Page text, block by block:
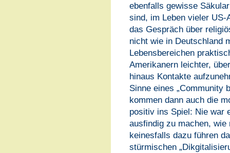
ebenfalls gewisse
sind, im Leben vieler US-
das Gespräch über
nicht wie in Deutschland
Lebensbereichen
Amerikanern leichter,
hinaus Kontakte
Sinne eines „Community
kommen dann auch die
positiv ins Spiel: Nie war
ausfindig zu machen,
keinesfalls dazu führen
stürmischen